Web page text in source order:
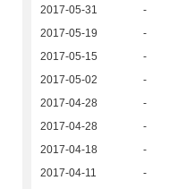
2017-05-31
-
2017-05-19
-
2017-05-15
-
2017-05-02
-
2017-04-28
-
2017-04-28
-
2017-04-18
-
2017-04-11
-